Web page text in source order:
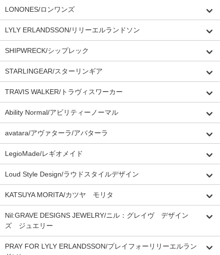
LONONES/ロンワンズ
LYLY ERLANDSSON/リリーエルランドソン
SHIPWRECK/シップレック
STARLINGEAR/スターリンギア
TRAVIS WALKER/トラヴィスワーカー
Ability Normal/アビリティーノーマル
avatara/アヴァターラ/アバターラ
LegioMade/レギオメイド
Loud Style Design/ラウドスタイルデザイン
KATSUYA MORITA/カツヤ モリタ
Nil:GRAVE DESIGNS JEWELRY/ニル：グレイヴ デザイン
ズ ジュエリー
PRAY FOR LYLY ERLANDSSON/プレイフォーリリーエルラン